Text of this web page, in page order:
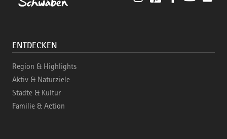
ENTDECKEN
Region & Highlights
Aktiv & Naturziele
Städte & Kultur
Familie & Action